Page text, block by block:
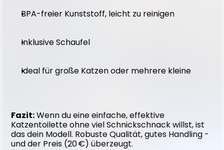
BPA-freier Kunststoff, leicht zu reinigen
Inklusive Schaufel
Ideal für große Katzen oder mehrere kleine
Fazit: Wenn du eine einfache, effektive
Katzentoilette ohne viel Schnickschnack willst, ist
das dein Modell. Robuste Qualität, gutes Handling -
und der Preis (20 €) überzeugt.